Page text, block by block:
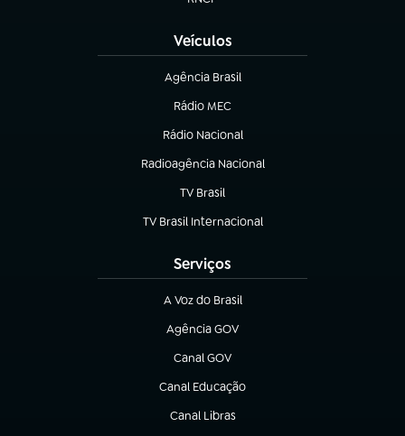
(abre em nova aba)
Veículos
Agência Brasil
(abre em nova aba)
Rádio MEC
(abre em nova aba)
Rádio Nacional
Radioagência Nacional
(abre em nova aba)
TV Brasil
(abre em nova aba)
TV Brasil Internacional
(abre em nova aba)
Serviços
A Voz do Brasil
(abre em nova aba)
Agência GOV
(abre em nova aba)
Canal GOV
(abre em nova aba)
Canal Educação
(abre em nova aba)
Canal Libras
(abre em nova aba)